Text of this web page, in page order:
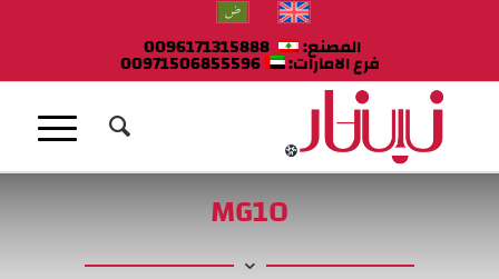
المصنع: 0096171315888
فرع الامارات: 00971506855596
MG10